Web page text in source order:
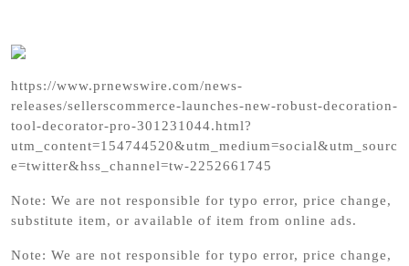
https://www.prnewswire.com/news-
releases/sellerscommerce-launches-new-robust-decoration-
tool-decorator-pro-301231044.html?
utm_content=154744520&utm_medium=social&utm_sourc
e=twitter&hss_channel=tw-2252661745
Note: We are not responsible for typo error, price change,
substitute item, or available of item from online ads.
Note: We are not responsible for typo error, price change,